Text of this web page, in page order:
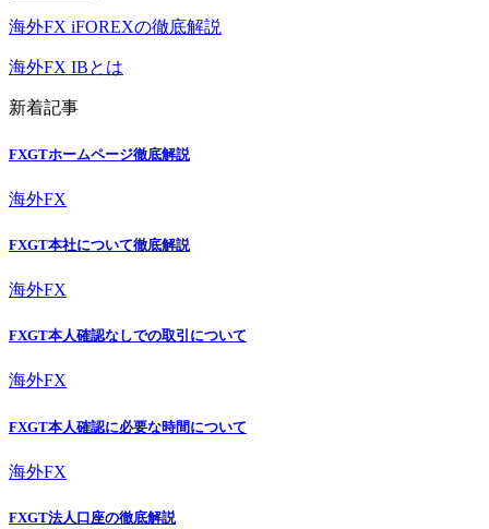
海外FX iFOREXの徹底解説
海外FX IBとは
新着記事
FXGTホームページ徹底解説
海外FX
FXGT本社について徹底解説
海外FX
FXGT本人確認なしでの取引について
海外FX
FXGT本人確認に必要な時間について
海外FX
FXGT法人口座の徹底解説